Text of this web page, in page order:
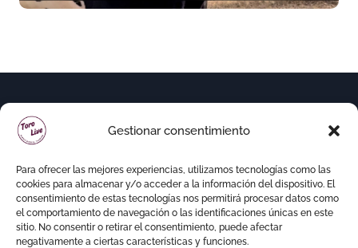
Gestionar consentimiento
Para ofrecer las mejores experiencias, utilizamos tecnologías como las
cookies para almacenar y/o acceder a la información del dispositivo. El
consentimiento de estas tecnologías nos permitirá procesar datos como
el comportamiento de navegación o las identificaciones únicas en este
sitio. No consentir o retirar el consentimiento, puede afectar
negativamente a ciertas características y funciones.